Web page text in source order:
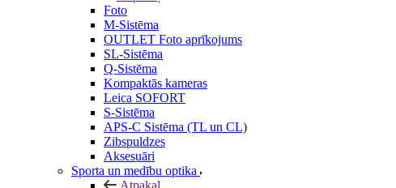
Foto
M-Sistēma
OUTLET Foto aprīkojums
SL-Sistēma
Q-Sistēma
Kompaktās kameras
Leica SOFORT
S-Sistēma
APS-C Sistēma (TL un CL)
Zibspuldzes
Aksesuāri
Sporta un medību optika
Atpakaļ